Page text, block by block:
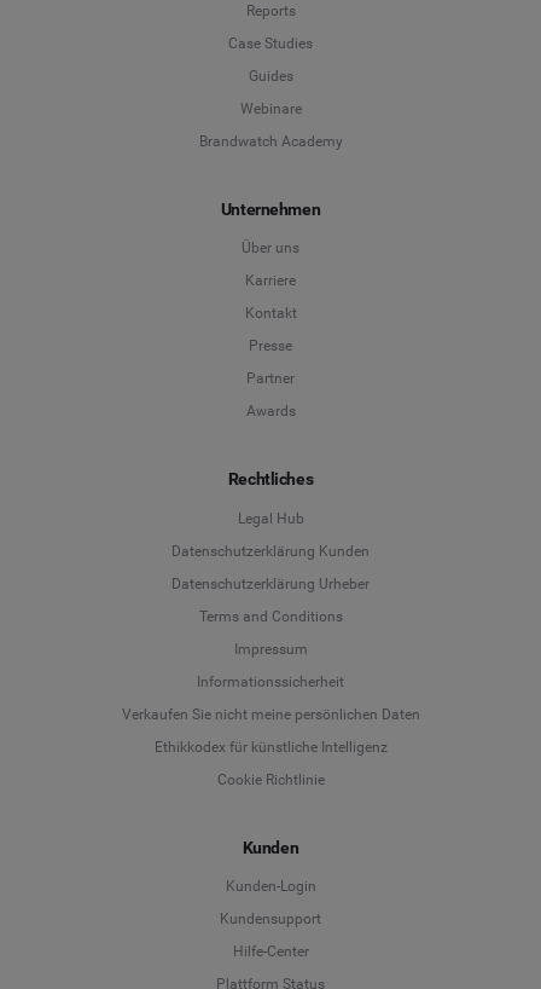
Reports
Case Studies
Guides
Webinare
Brandwatch Academy
Unternehmen
Über uns
Karriere
Kontakt
Presse
Partner
Awards
Rechtliches
Legal Hub
Datenschutzerklärung Kunden
Datenschutzerklärung Urheber
Terms and Conditions
Impressum
Informationssicherheit
Verkaufen Sie nicht meine persönlichen Daten
Ethikkodex für künstliche Intelligenz
Cookie Richtlinie
Kunden
Kunden-Login
Kundensupport
Hilfe-Center
Plattform Status
Deutsch
English